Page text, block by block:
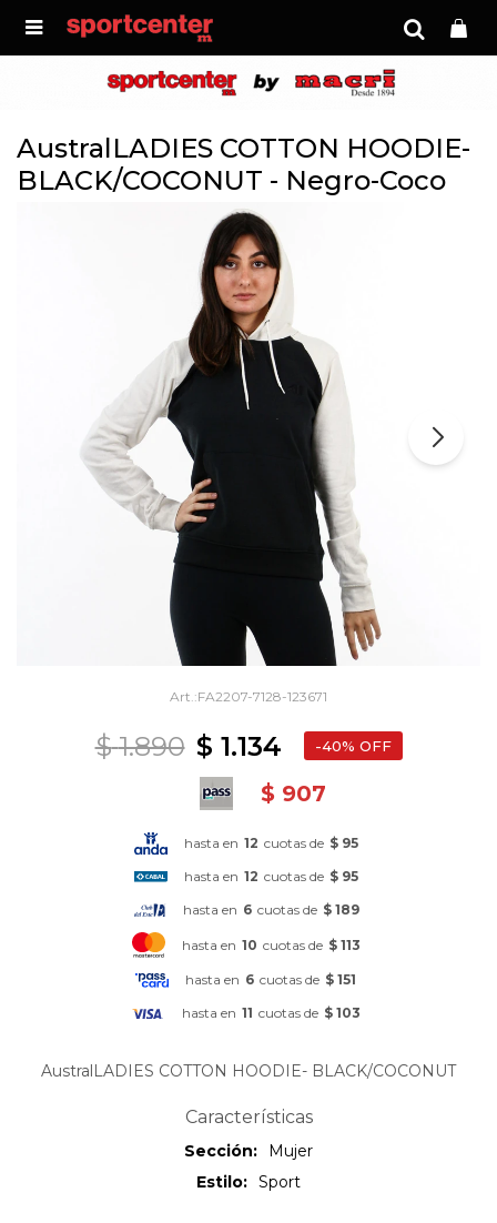

AustralLADIES COTTON HOODIE-
BLACK/COCONUT - Negro-Coco
FA2207-7128-123671
$ 1.134
$ 1.890 40
$ 907
hasta en 12 cuotas de $ 95
hasta en 12 cuotas de $ 95
hasta en 6 cuotas de $ 189
hasta en 10 cuotas de $ 113
hasta en 6 cuotas de $ 151
hasta en 11 cuotas de $ 103
AustralLADIES COTTON HOODIE- BLACK/COCONUT
Características
Sección
Mujer
Estilo
Sport